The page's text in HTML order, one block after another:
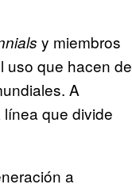
y miembros
uso que hacen de
A
que divide
a